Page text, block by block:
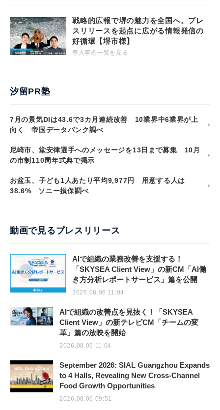
戦略的広報で堺の魅力を全国へ。プレ
スリリースを起点に広がる情報発信の
好循環【堺市様】
導入事例一覧を見る
汐留PR塾
7月の景気DIは43.6で3カ月連続改善 10業界中6業界が上
向く 帝国データバンク調べ
尼崎市、堂安律選手へのメッセージを13日まで募集 10月
の市制110周年式典で掲示
お盆玉、子ども1人あたり平均9,977円 用意する人は
38.6% ソニー損保調べ
動画で見るプレスリリース
AIで組織の業務改善を支援する！
「SKYSEA Client View」の新CM「AI働
き方分析レポートサービス」篇を公開
2026.08.06 11:04
AIで組織の改善点を見抜く！「SKYSEA
Client View」の新テレビCM「チームの変
革」篇の放映を開始
2026.08.06 11:04
September 2026: SIAL Guangzhou Expands
to 4 Halls, Revealing New Cross-Channel
Food Growth Opportunities
2026.08.06 09:51